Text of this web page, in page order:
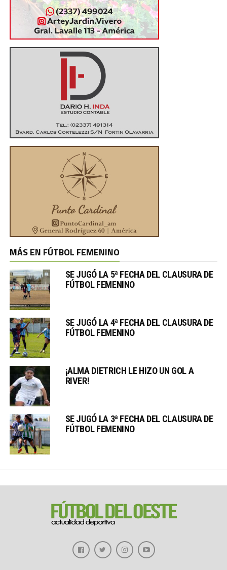
MÁS EN FÚTBOL FEMENINO
SE JUGÓ LA 5ª FECHA DEL CLAUSURA DE
FÚTBOL FEMENINO
SE JUGÓ LA 4ª FECHA DEL CLAUSURA DE
FÚTBOL FEMENINO
¡ALMA DIETRICH LE HIZO UN GOL A
RIVER!
SE JUGÓ LA 3ª FECHA DEL CLAUSURA DE
FÚTBOL FEMENINO